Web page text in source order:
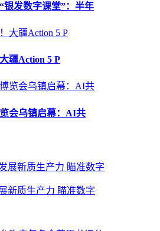
银发数字课堂”：半年
疆Action 5 P
会乌镇启幕：AI共
新质生产力 瞄准数字